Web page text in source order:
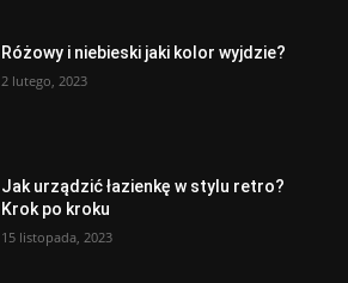
Różowy i niebieski jaki kolor wyjdzie?
2 lutego, 2023
Jak urządzić łazienkę w stylu retro?
Krok po kroku
15 listopada, 2023